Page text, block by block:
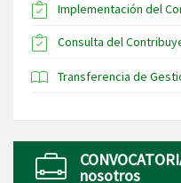
Implementación del
Consulta del
Transferencia de
nosotros